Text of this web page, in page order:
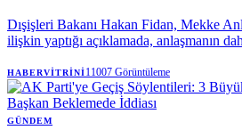
Dışişleri Bakanı Hakan Fidan, Mekke
ilişkin yaptığı açıklamada, anlaşmanın
sözlerini kullanarak, Mekke Ortak
olarak, NATO Antlaşması'nın kolektif
maddesiyle aynı olduğunu söyledi.
HABERVITRINI11007 Görüntüleme
GÜNDEM